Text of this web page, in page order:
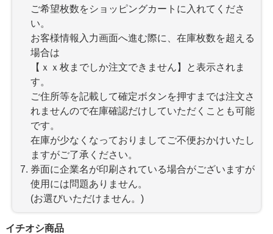
ご希望枚数をショッピングカートに入れてくださ
い。
お客様情報入力画面へ進む際に、在庫枚数を超える
場合は
【ｘｘ枚までしか注文できません】と表示されま
す。
ご住所等を記載して確定ボタンを押すまでは注文さ
れませんので在庫確認だけしていただくことも可能
です。
在庫が少なくなっておりましてご不便おかけいたし
ますがご了承ください。
券面に企業名が印刷されている場合がございますが
使用には問題ありません。
(お選びいただけません。)
イチオシ商品